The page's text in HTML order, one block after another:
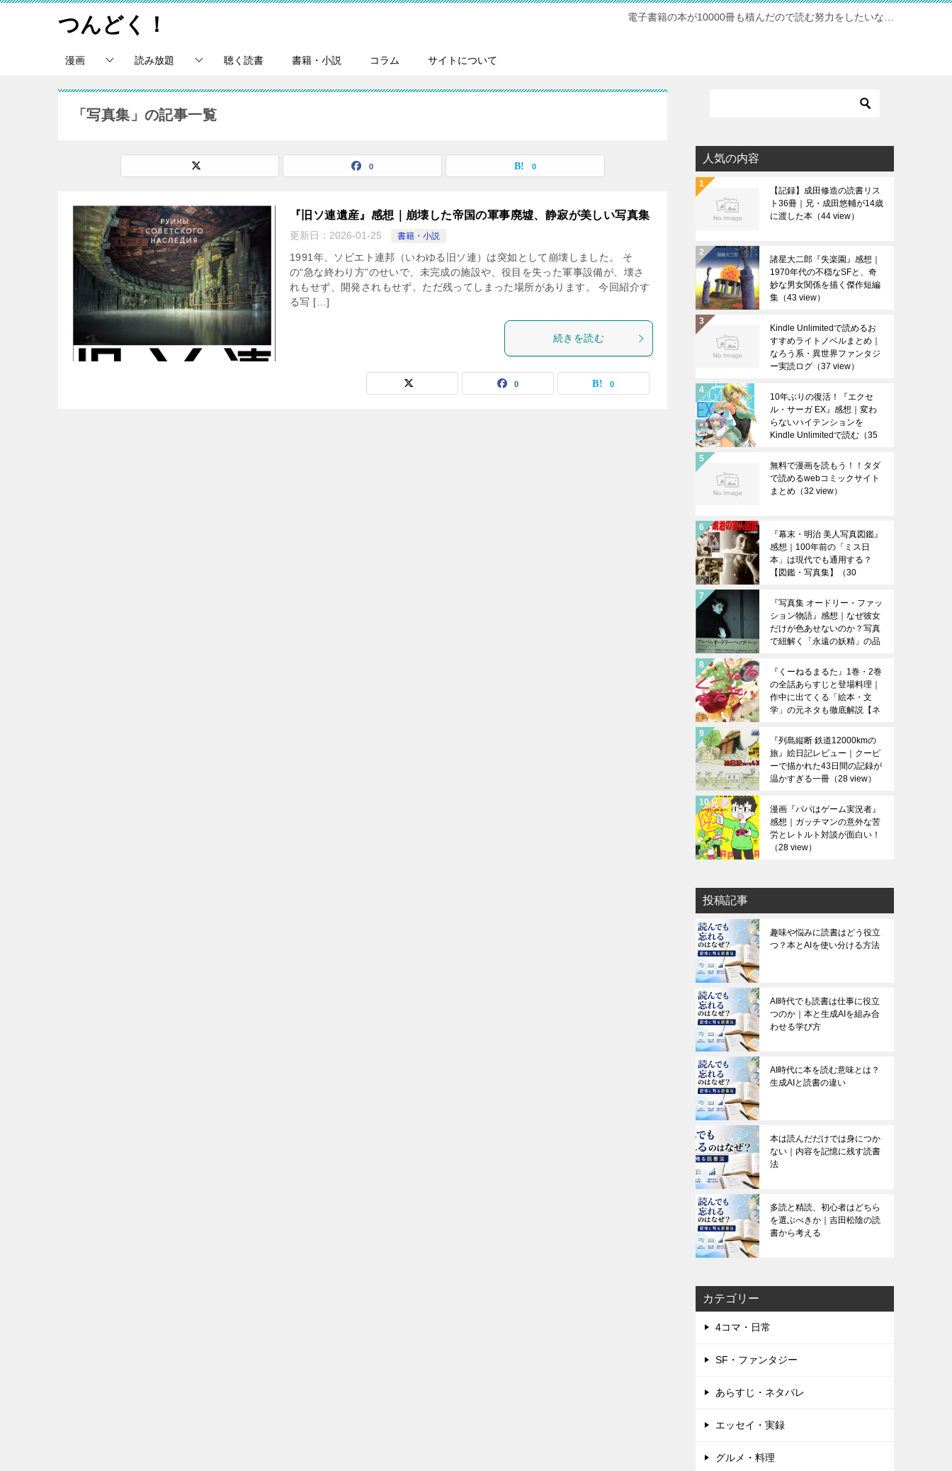
つんどく！ 電子書籍の本が10000冊も積んだので読む努力をしたいな…
漫画 読み放題 聴く読書 書籍・小説 コラム サイトについて
「写真集」の記事一覧
0 0
『旧ソ連遺産』感想｜崩壊した帝国の軍事廃墟、静寂が美しい写真集
更新日： 2026-01-25 書籍・小説
1991年、ソビエト連邦（いわゆる旧ソ連）は突如として崩壊しました。 そ
の“急な終わり方”のせいで、未完成の施設や、役目を失った軍事設備が、壊さ
れもせず、開発されもせず、ただ残ってしまった場所があります。 今回紹介す
る写 […]
続きを読む
0 0
人気の内容
【記録】成田修造の読書リス
ト36冊｜兄・成田悠輔が14歳
に渡した本 （44 view）
諸星大二郎『失楽園』感想｜
1970年代の不穏なSFと、奇
妙な男女関係を描く傑作短編
集 （43 view）
Kindle Unlimitedで読めるお
すすめライトノベルまとめ｜
なろう系・異世界ファンタジ
ー実読ログ （37 view）
10年ぶりの復活！『エクセ
ル・サーガ EX』感想｜変わ
らないハイテンションを
Kindle Unlimitedで読む （35
無料で漫画を読もう！！タダ
で読めるwebコミックサイト
まとめ （32 view）
『幕末・明治 美人写真図鑑』
感想｜100年前の「ミス日
本」は現代でも通用する？
【図鑑・写真集】
（30
『写真集 オードリー・ファッ
ション物語』感想｜なぜ彼女
だけが色あせないのか？写真
で紐解く「永遠の妖精」の品
view）
『くーねるまるた』1巻・2巻
の全話あらすじと登場料理｜
作中に出てくる「絵本・文
学」の元ネタも徹底解説【ネ
『列島縦断 鉄道12000kmの
旅』絵日記レビュー｜クーピ
ーで描かれた43日間の記録が
温かすぎる一冊 （28 view）
漫画『パパはゲーム実況者』
感想｜ガッチマンの意外な苦
労とレトルト対談が面白い！
（28 view）
投稿記事
趣味や悩みに読書はどう役立
つ？本とAIを使い分ける方法
AI時代でも読書は仕事に役立
つのか｜本と生成AIを組み合
わせる学び方
AI時代に本を読む意味とは？
生成AIと読書の違い
本は読んだだけでは身につか
ない｜内容を記憶に残す読書
法
多読と精読、初心者はどちら
を選ぶべきか｜吉田松陰の読
書から考える
カテゴリー
4コマ・日常
SF・ファンタジー
あらすじ・ネタバレ
エッセイ・実録
グルメ・料理